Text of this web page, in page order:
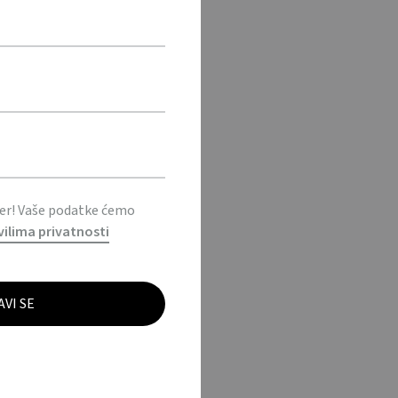
Vaše podatke ćemo
privatnosti